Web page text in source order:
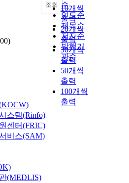
순
연도순
제목순
저자순
발행기
관순
10개씩
출력
20개씩
출력
30개씩
출력
50개씩
출력
100개씩
출력
조회
스템(Rinfo)
센터(FRIC)
비스(SAM)
(MEDLIS)